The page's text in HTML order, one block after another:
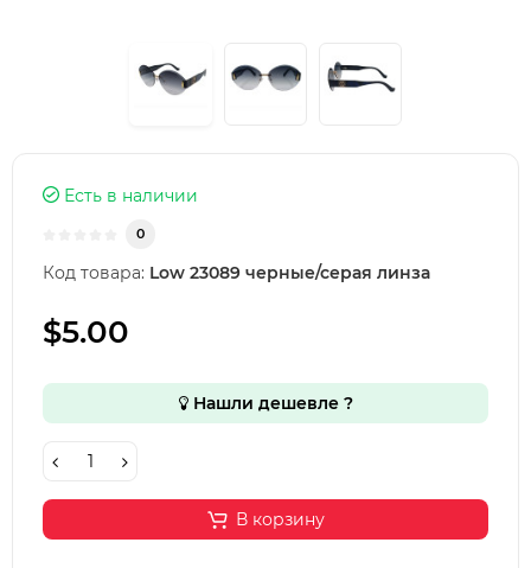
Есть в наличии
0
Код товара: Low 23089 черные/серая линза
$5.00
Нашли дешевле ?
В корзину